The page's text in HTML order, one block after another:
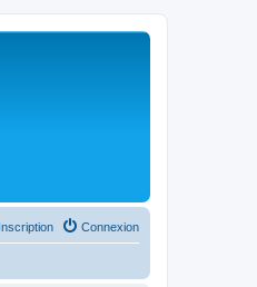
Connexion
Inscription